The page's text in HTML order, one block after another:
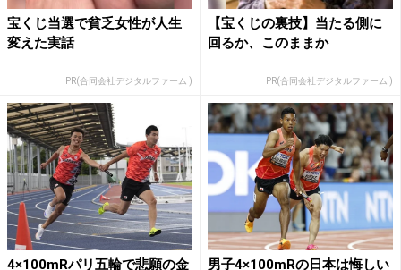
宝くじ当選で貧乏女性が人生
変えた実話
PR(合同会社デジタルファーム )
【宝くじの裏技】当たる側に
回るか、このままか
PR(合同会社デジタルファーム )
4×100mRパリ五輪で悲願の金
男子4×100mRの日本は悔しい